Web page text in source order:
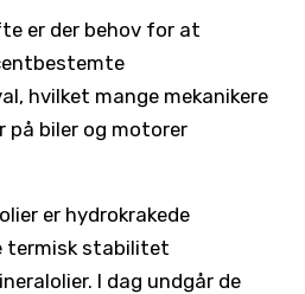
er der behov for at
hvilket mange mekanikere
på biler og motorer
er hydrokrakede
termisk stabilitet
I dag undgår de